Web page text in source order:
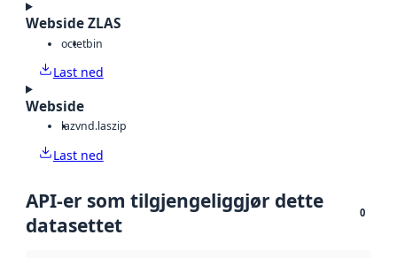
Webside ZLAS
octetbin
Last ned
Webside
lazvnd.laszip
Last ned
API-er som tilgjengeliggjør dette
datasettet
0